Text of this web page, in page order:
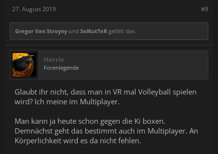
#9
27. August 2019
Gregor Van Stroyny und SolKutTeR gefällt das.
Herrle
Forenlegende
Glaubt ihr nicht, dass man in VR mal Volleyball spielen
wird? Ich meine im Multiplayer.
Man kann ja heute schon gegen die Ki boxen.
Demnächst geht das bestimmt auch im Multiplayer. An
Körperlichkeit wird es da nicht fehlen.